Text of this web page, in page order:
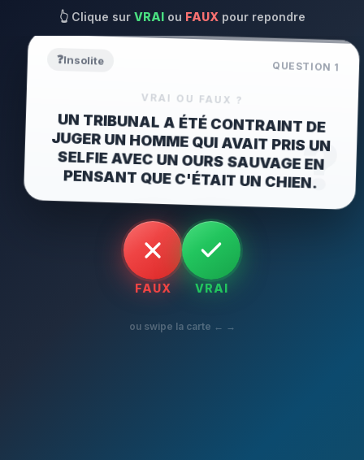
👆Clique sur VRAI ou FAUX pour repondre
?
❓Insolite
QUESTION1
VRAI OU FAUX ?
UN TRIBUNAL A ÉTÉ CONTRAINT DE
JUGER UN HOMME QUI AVAIT PRIS UN
SELFIE AVEC UN OURS SAUVAGE EN
PENSANT QUE C'ÉTAIT UN CHIEN.
FAUX VRAI
ou swipe la carte ← →